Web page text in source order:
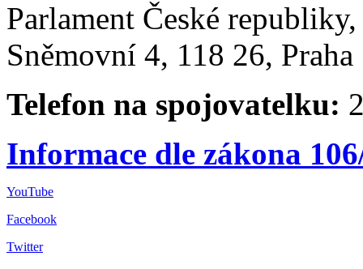
Parlament České
Sněmovní 4, 118 26,
Telefon na spojovatelku:
Informace dle zákona
YouTube
Facebook
Twitter